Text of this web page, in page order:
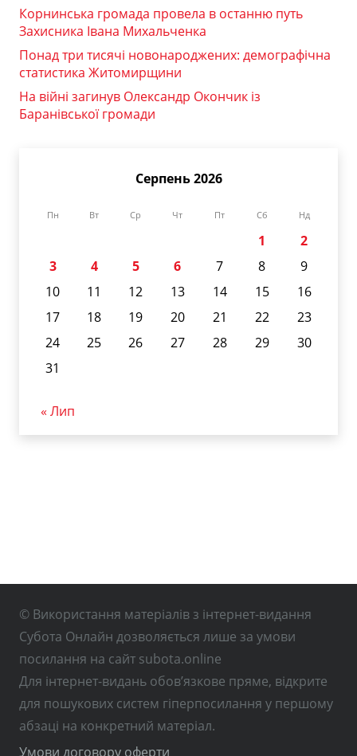
Корнинська громада провела в останню путь
Захисника Івана Михальченка
Понад три тисячі новонароджених: демографічна
статистика Житомирщини
На війні загинув Олександр Окончик із
Баранівської громади
Серпень 2026
Пн Вт Ср Чт Пт Сб Нд
1
2
3
4 5 6 7 8
9
10
11 12 13 14 15
16
17
18 19 20 21 22
23
24
25 26 27 28 29
30
31
« Лип
© Використання матеріалів з інтернет-видання
Субота Онлайн дозволяється лише за умови
посилання на сайт subota.online
Для інтернет-видань обов’язкове пряме, відкрите
для пошукових систем гіперпосилання у першому
абзаці на конкретний матеріал.
Умови договору оферти